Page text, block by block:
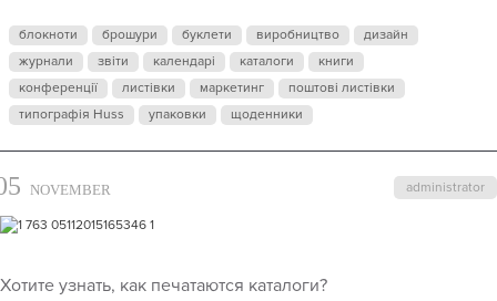
КАТАЛОГИ?
блокноти брошури буклети виробництво
дизайн
журнали
звіти календарі каталоги
книги
конференції
листівки маркетинг
поштові листівки
типографія Huss
упаковки щоденники
administrator
NOVEMBER
Хотите узнать, как печатаются каталоги?